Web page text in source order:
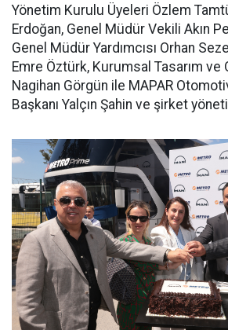
Yönetim Kurulu Üyeleri Özlem
Erdoğan, Genel Müdür Vekili Akın
Genel Müdür Yardımcısı Orhan
Emre Öztürk, Kurumsal Tasarım ve
Nagihan Görgün ile MAPAR
Başkanı Yalçın Şahin ve şirket